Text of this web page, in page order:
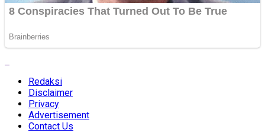
Redaksi
Disclaimer
Privacy
Advertisement
Contact Us